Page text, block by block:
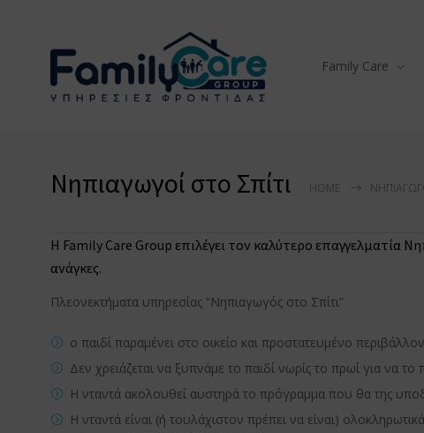
Family Care
Νηπιαγωγοί στο Σπίτι HOME
Η Family Care Group επιλέγει τον καλύτερο επαγγελματία
ανάγκες.
Πλεονεκτήματα υπηρεσίας “Νηπιαγωγός στο Σπίτι”
ο παιδί παραμένει στο οικείο και προστατευμένο
Δεν χρειάζεται να ξυπνάμε το παιδί νωρίς το πρωί για να
Η νταντά ακολουθεί αυστηρά το πρόγραμμα που θα της
Η νταντά είναι (ή τουλάχιστον πρέπει να είναι)